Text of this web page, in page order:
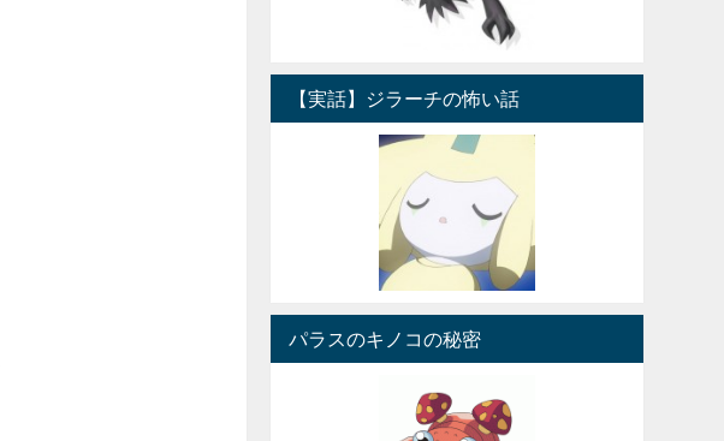
【実話】ジラーチの怖い話
パラスのキノコの秘密